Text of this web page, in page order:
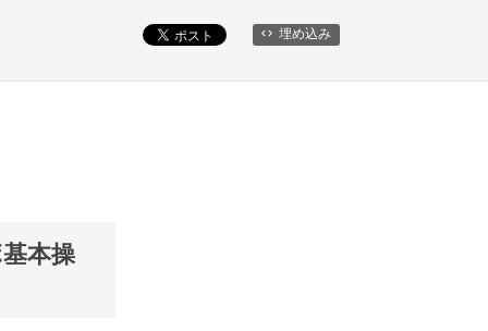
埋め込み
本操